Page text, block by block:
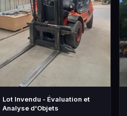
Lot Invendu - Évaluation et
Analyse d'Objets